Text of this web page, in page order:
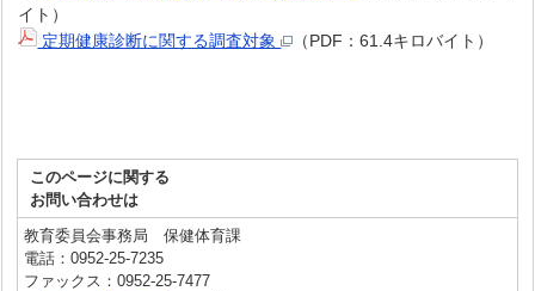
イト）
定期健康診断に関する調査対象
（PDF：61.4キロバイト）
このページに関する
お問い合わせは
教育委員会事務局 保健体育課
電話：0952-25-7235
ファックス：0952-25-7477